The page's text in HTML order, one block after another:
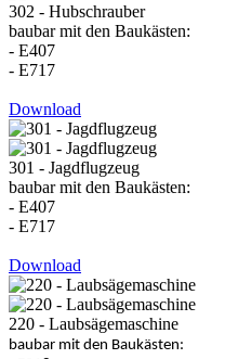
302 - Hubschrauber
baubar mit den Baukästen:
- E407
- E717
Download
301 - Jagdflugzeug
baubar mit den Baukästen:
- E407
- E717
Download
220 - Laubsägemaschine
baubar mit den Baukästen: